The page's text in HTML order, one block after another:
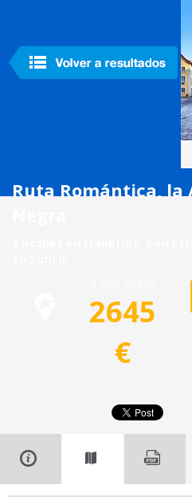
Ruta Romántica, la
2645
€